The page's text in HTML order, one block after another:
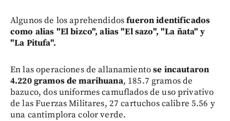
Algunos de los aprehendidosfueron identificados
como alias "El bizco", alias "El sazo", "La ñata" y
"La Pitufa".
En las operaciones de allanamientose incautaron
4.220 gramos de marihuana, 185.7 gramos de
bazuco, dos uniformes camuflados de uso privativo
de las Fuerzas Militares, 27 cartuchos calibre 5.56 y
una cantimplora color verde.